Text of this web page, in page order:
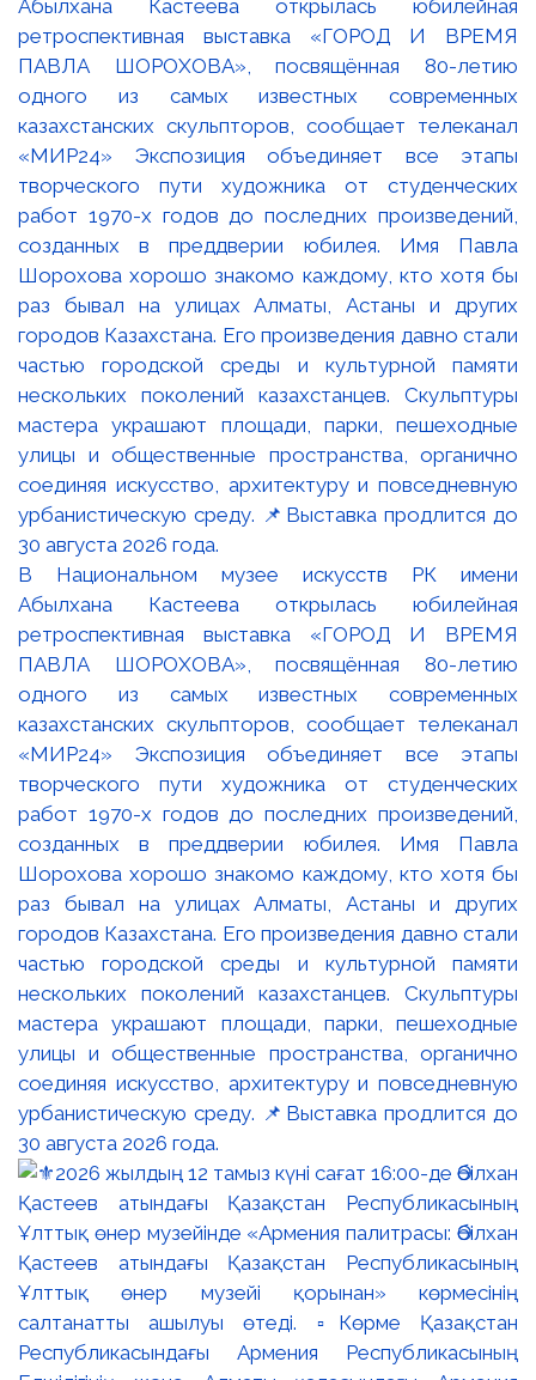
В Национальном музее искусств РК имени
Абылхана Кастеева открылась юбилейная
ретроспективная выставка «ГОРОД И ВРЕМЯ
ПАВЛА ШОРОХОВА», посвящённая 80-летию
одного из самых известных современных
казахстанских скульпторов, сообщает телеканал
«МИР24» Экспозиция объединяет все этапы
творческого пути художника от студенческих
работ 1970-х годов до последних произведений,
созданных в преддверии юбилея. Имя Павла
Шорохова хорошо знакомо каждому, кто хотя бы
раз бывал на улицах Алматы, Астаны и других
городов Казахстана. Его произведения давно стали
частью городской среды и культурной памяти
нескольких поколений казахстанцев. Скульптуры
мастера украшают площади, парки, пешеходные
улицы и общественные пространства, органично
соединяя искусство, архитектуру и повседневную
урбанистическую среду. 📌Выставка продлится до
30 августа 2026 года.